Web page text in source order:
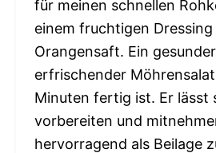
für meinen schnellen
einem fruchtigen
Orangensaft. Ein
erfrischender
Minuten fertig ist. Er lässt
vorbereiten und
hervorragend als Beilage